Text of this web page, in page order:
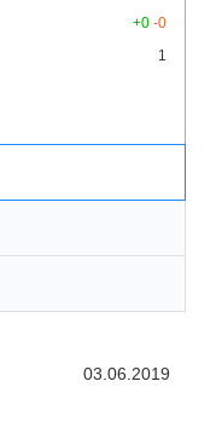
+0 -0
1
03.06.2019